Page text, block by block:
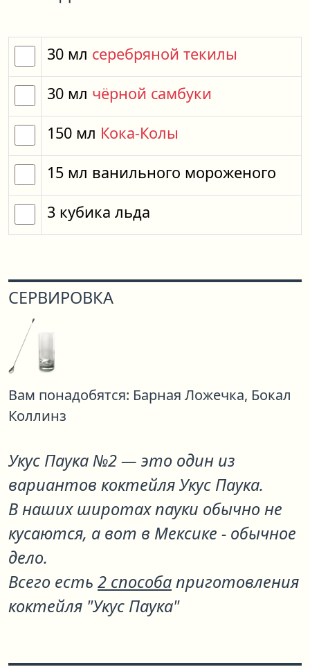
30 мл серебряной текилы
30 мл чёрной самбуки
150 мл Кока-Колы
15 мл ванильного мороженого
3 кубика льда
СЕРВИРОВКА
Вам понадобятся: Барная Ложечка, Бокал
Коллинз
Укус Паука №2— это один из
вариантов коктейляУкус Паука.
В наших широтах пауки обычно не
кусаются, а вот в Мексике - обычное
дело.
Всего есть 2 способаприготовления
коктейля "Укус Паука"